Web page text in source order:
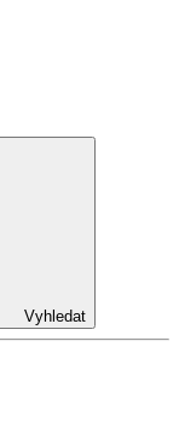
Vyhledat